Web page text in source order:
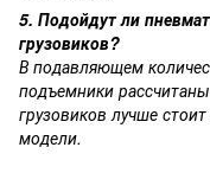
5. Подойдут ли
грузовиков?
В подавляющем
подъемники
грузовиков лучше
модели.